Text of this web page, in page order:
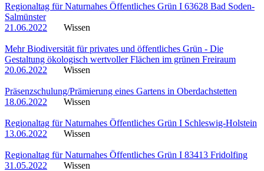
Regionaltag für Naturnahes Öffentliches Grün I 63628 Bad Soden-
Salmünster
21.06.2022
Wissen
Mehr Biodiversität für privates und öffentliches Grün - Die
Gestaltung ökologisch wertvoller Flächen im grünen Freiraum
20.06.2022
Wissen
Präsenzschulung/Prämierung eines Gartens in Oberdachstetten
18.06.2022
Wissen
Regionaltag für Naturnahes Öffentliches Grün I Schleswig-Holstein
13.06.2022
Wissen
Regionaltag für Naturnahes Öffentliches Grün I 83413 Fridolfing
31.05.2022
Wissen